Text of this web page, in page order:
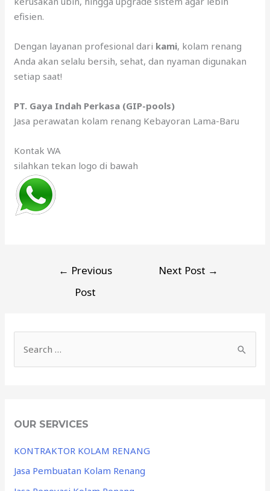
efisien.
Dengan layanan profesional dari kami, kolam renang
Anda akan selalu bersih, sehat, dan nyaman digunakan
setiap saat!
PT. Gaya Indah Perkasa (GIP-pools)
Jasa perawatan kolam renang Kebayoran Lama-Baru
Kontak WA
silahkan tekan logo di bawah
← Previous
Post
Next Post →
OUR SERVICES
KONTRAKTOR KOLAM RENANG
Jasa Pembuatan Kolam Renang